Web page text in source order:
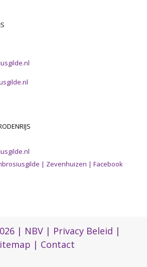
| Zevenhuizen | Facebook
| NBV | Privacy Beleid |
| Contact